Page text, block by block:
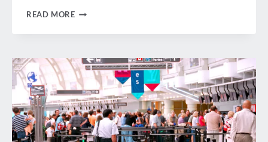
READ MORETSA
SIGUE
PARA
PRECHECK
EN
LA
CUMBRE
LEGISLATIVA
DE
GBTA